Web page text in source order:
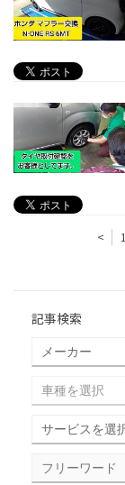
< 1
記事検索